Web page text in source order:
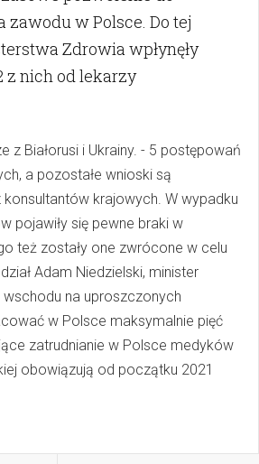
w Polsce. Do tej
Zdrowia wpłynęły
z nich od lekarzy
z Białorusi i Ukrainy. - 5 postępowań
a pozostałe wnioski są
krajowych. W wypadku
pojawiły się pewne braki w
też zostały one zwrócone w celu
Adam Niedzielski, minister
na uproszczonych
w Polsce maksymalnie pięć
zatrudnianie w Polsce medyków
obowiązują od początku 2021